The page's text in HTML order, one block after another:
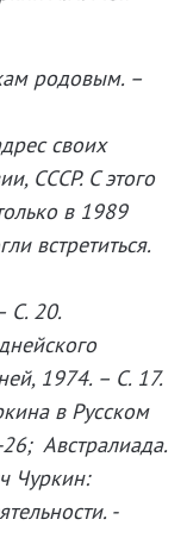
родовым. –
своих
СССР. С этого
в 1989
встретиться.
С. 20.
1974. – С. 17.
в Русском
Австралиада.
Чуркин:
-